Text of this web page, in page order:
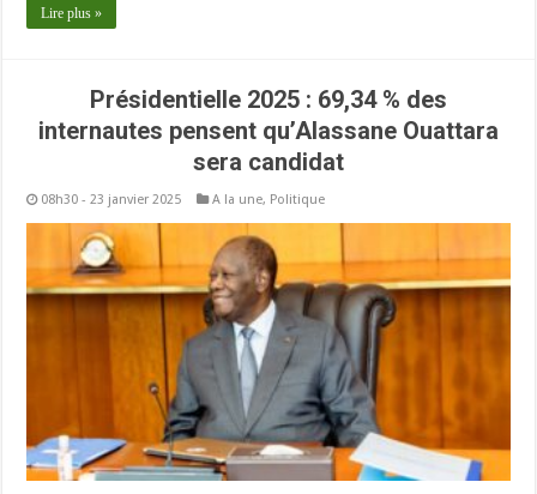
Lire plus »
Présidentielle 2025 : 69,34 % des
internautes pensent qu’Alassane Ouattara
sera candidat
08h30 - 23 janvier 2025 A la une, Politique